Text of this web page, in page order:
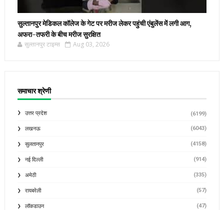
सुल्तानपुर मेडिकल कॉलेज के गेट पर मरीज लेकर पहुंची एंबुलेंस में लगी आग,
अफरा-तफरी के बीच मरीज सुरक्षित
सुल्तानपुर टाइम्स Aug 03, 2026
समाचार श्रेणी
उत्तर प्रदेश (6199)
लखनऊ (6043)
सुलतानपुर (4158)
नई दिल्ली (914)
अमेठी (335)
रायबरेली (57)
लॉकडाउन (47)